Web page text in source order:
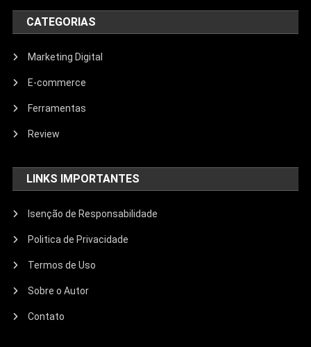
CATEGORIAS
Marketing Digital
E-commerce
Ferramentas
Review
LINKS IMPORTANTES
Isenção de Responsabilidade
Politica de Privacidade
Termos de Uso
Sobre o Autor
Contato